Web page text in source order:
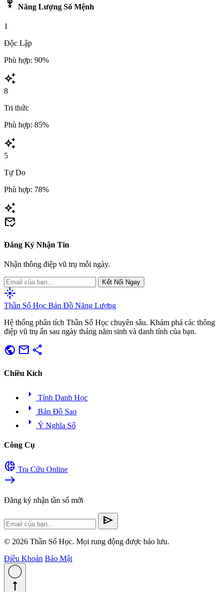
military_tech Năng Lượng Số Mệnh
1
Độc Lập
Phù hợp: 90%
auto_awesome
8
Tri thức
Phù hợp: 85%
auto_awesome
5
Tự Do
Phù hợp: 78%
auto_awesome
mark_email_read
Đăng Ký Nhận Tin
Nhận thông điệp vũ trụ mỗi ngày.
Kết Nối Ngay
flare
Thần Số Học Bản Đồ Năng Lượng
Hệ thống phân tích Thần Số Học chuyên sâu. Khám phá các thông
điệp vũ trụ ẩn sau ngày tháng năm sinh và danh tính của bạn.
public mail share
Chiều Kích
arrow_right Tính Danh Học
arrow_right Bản Đồ Sao
arrow_right Ý Nghĩa Số
Công Cụ
donut_small Tra Cứu Online
east
Đăng ký nhận tần số mới
send
© 2026 Thần Số Học. Mọi rung động được bảo lưu.
Điều Khoản Bảo Mật
straight